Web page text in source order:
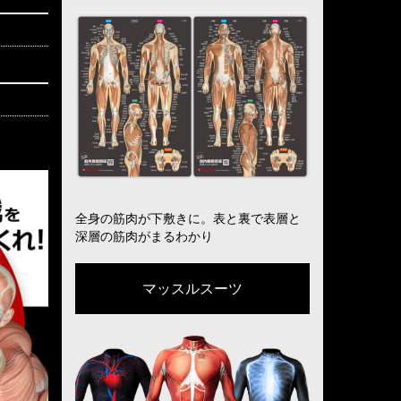
全身の筋肉が下敷きに。表と裏で表層と
深層の筋肉がまるわかり
マッスルスーツ